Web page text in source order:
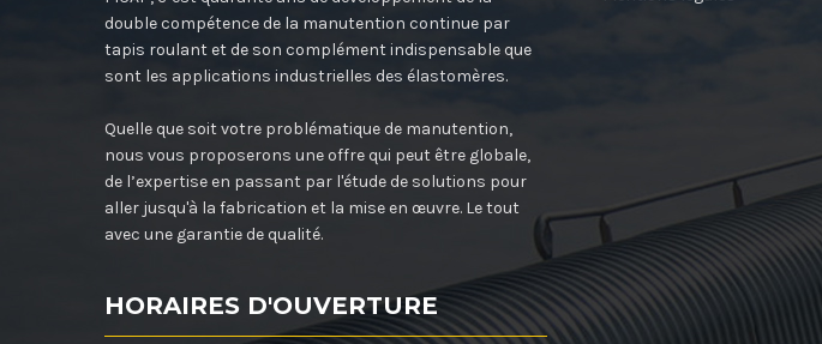
double compétence de la manutention continue par
tapis roulant et de son complément indispensable que
sont les applications industrielles des élastomères.
Quelle que soit votre problématique de manutention,
nous vous proposerons une offre qui peut être globale,
de l’expertise en passant par l'étude de solutions pour
aller jusqu'à la fabrication et la mise en œuvre. Le tout
avec une garantie de qualité.
HORAIRES D'OUVERTURE